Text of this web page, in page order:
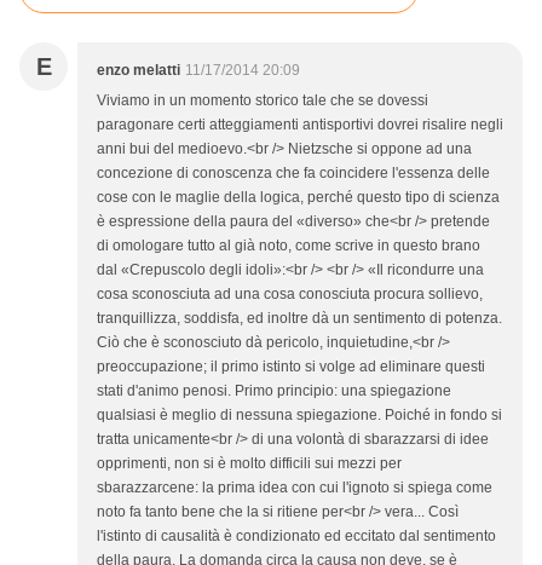
E enzo melatti 11/17/2014 20:09
Viviamo in un momento storico tale che se dovessi
paragonare certi atteggiamenti antisportivi dovrei risalire negli
anni bui del medioevo.<br /> Nietzsche si oppone ad una
concezione di conoscenza che fa coincidere l'essenza delle
cose con le maglie della logica, perché questo tipo di scienza
è espressione della paura del «diverso» che<br /> pretende
di omologare tutto al già noto, come scrive in questo brano
dal «Crepuscolo degli idoli»:<br /> <br /> «Il ricondurre una
cosa sconosciuta ad una cosa conosciuta procura sollievo,
tranquillizza, soddisfa, ed inoltre dà un sentimento di potenza.
Ciò che è sconosciuto dà pericolo, inquietudine,<br />
preoccupazione; il primo istinto si volge ad eliminare questi
stati d'animo penosi. Primo principio: una spiegazione
qualsiasi è meglio di nessuna spiegazione. Poiché in fondo si
tratta unicamente<br /> di una volontà di sbarazzarsi di idee
opprimenti, non si è molto difficili sui mezzi per
sbarazzarcene: la prima idea con cui l'ignoto si spiega come
noto fa tanto bene che la si ritiene per<br /> vera... Così
l'istinto di causalità è condizionato ed eccitato dal sentimento
della paura. La domanda circa la causa non deve, se è